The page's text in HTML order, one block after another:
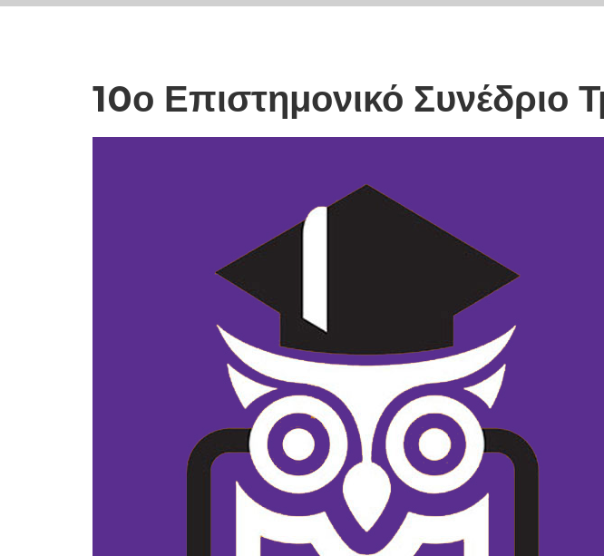
10ο Επιστημονικό Συνέδριο